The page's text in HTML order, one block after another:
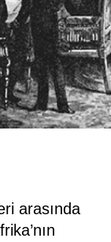
​​arasında